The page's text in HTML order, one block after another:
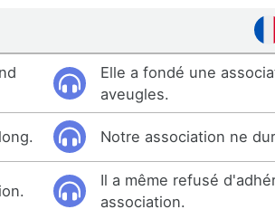
Elle a fondé une
aveugles.
Notre association ne
Il a même refusé
association.